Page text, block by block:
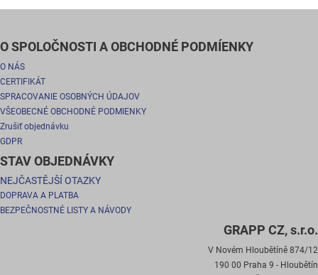
O SPOLOČNOSTI A OBCHODNÉ PODMÍENKY
O NÁS
CERTIFIKÁT
SPRACOVANIE OSOBNÝCH ÚDAJOV
VŠEOBECNÉ OBCHODNÉ PODMIENKY
Zrušiť objednávku
GDPR
STAV OBJEDNÁVKY
NEJČASTĚJŠÍ OTAZKY
DOPRAVA A PLATBA
BEZPEČNOSTNÉ LISTY A NÁVODY
GRAPP CZ, s.r.o.
V Novém Hloubětíně 874/12
190 00 Praha 9 - Hloubětín